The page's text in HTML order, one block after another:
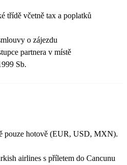
třídě včetně tax a poplatků
o zájezdu
partnera v místě
Sb.
pouze hotově (EUR, USD, MXN).
airlines s příletem do Cancunu